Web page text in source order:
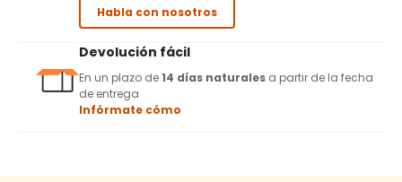
Habla con nosotros
Devolución fácil
En un plazo de14 días naturales a partir de la fecha
de entrega
Infórmate cómo